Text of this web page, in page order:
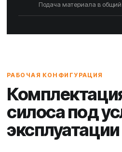
Подача материала в
РАБОЧАЯ КОНФИГУРАЦИЯ
силоса под
эксплуатации